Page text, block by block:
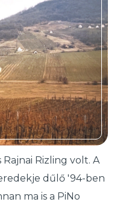
Rajnai Rizling volt. A
dűlő '94-ben
ma is a PiNo